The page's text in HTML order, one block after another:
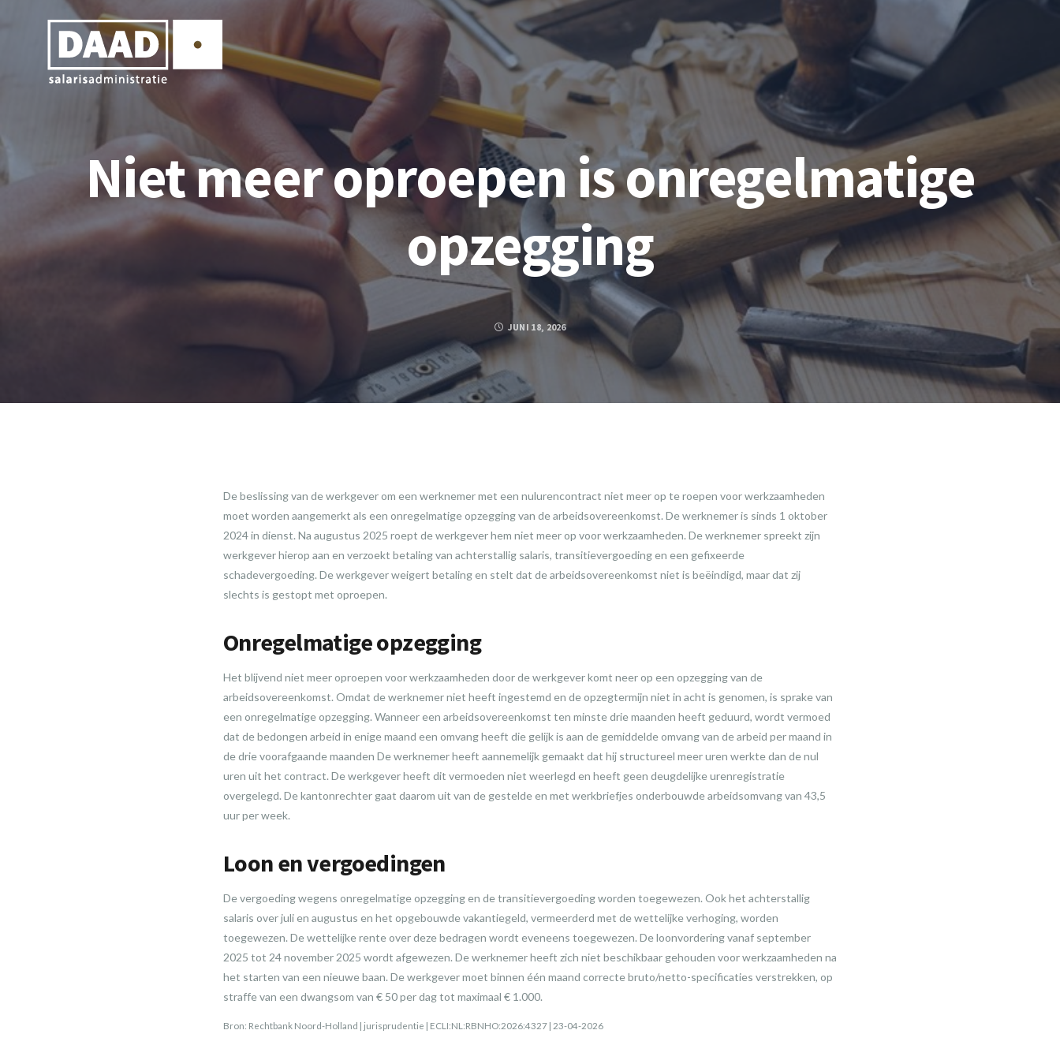
Niet meer oproepen is onregelmatige
opzegging
JUNI 18, 2026
De beslissing van de werkgever om een werknemer met een nulurencontract niet meer op te roepen voor werkzaamheden
moet worden aangemerkt als een onregelmatige opzegging van de arbeidsovereenkomst. De werknemer is sinds 1 oktober
2024 in dienst. Na augustus 2025 roept de werkgever hem niet meer op voor werkzaamheden. De werknemer spreekt zijn
werkgever hierop aan en verzoekt betaling van achterstallig salaris, transitievergoeding en een gefixeerde
schadevergoeding. De werkgever weigert betaling en stelt dat de arbeidsovereenkomst niet is beëindigd, maar dat zij
slechts is gestopt met oproepen.
Onregelmatige opzegging
Het blijvend niet meer oproepen voor werkzaamheden door de werkgever komt neer op een opzegging van de
arbeidsovereenkomst. Omdat de werknemer niet heeft ingestemd en de opzegtermijn niet in acht is genomen, is sprake van
een onregelmatige opzegging. Wanneer een arbeidsovereenkomst ten minste drie maanden heeft geduurd, wordt vermoed
dat de bedongen arbeid in enige maand een omvang heeft die gelijk is aan de gemiddelde omvang van de arbeid per maand in
de drie voorafgaande maanden De werknemer heeft aannemelijk gemaakt dat hij structureel meer uren werkte dan de nul
uren uit het contract. De werkgever heeft dit vermoeden niet weerlegd en heeft geen deugdelijke urenregistratie
overgelegd. De kantonrechter gaat daarom uit van de gestelde en met werkbriefjes onderbouwde arbeidsomvang van 43,5
uur per week.
Loon en vergoedingen
De vergoeding wegens onregelmatige opzegging en de transitievergoeding worden toegewezen. Ook het achterstallig
salaris over juli en augustus en het opgebouwde vakantiegeld, vermeerderd met de wettelijke verhoging, worden
toegewezen. De wettelijke rente over deze bedragen wordt eveneens toegewezen. De loonvordering vanaf september
2025 tot 24 november 2025 wordt afgewezen. De werknemer heeft zich niet beschikbaar gehouden voor werkzaamheden na
het starten van een nieuwe baan. De werkgever moet binnen één maand correcte bruto/netto-specificaties verstrekken, op
straffe van een dwangsom van € 50 per dag tot maximaal € 1.000.
Bron: Rechtbank Noord-Holland | jurisprudentie | ECLI:NL:RBNHO:2026:4327 | 23-04-2026